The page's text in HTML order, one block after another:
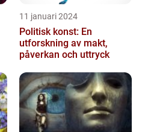
11 januari 2024
Politisk konst: En
utforskning av makt,
påverkan och uttryck